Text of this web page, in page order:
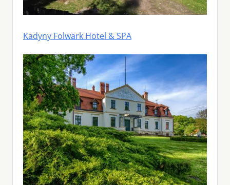
Kadyny Folwark Hotel & SPA